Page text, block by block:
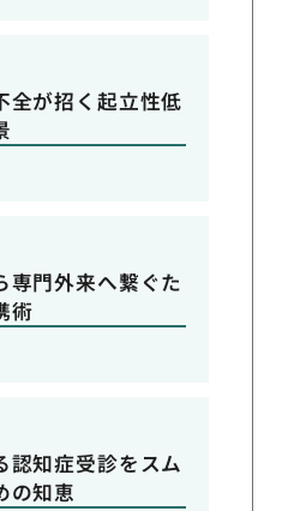
全が招く起立性低
専門外来へ繋ぐた
術
認知症受診をスム
の知恵